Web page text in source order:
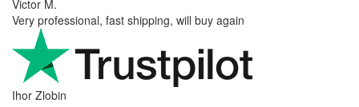
Vaarg
Very nice - well done, will shop again for sure sometime in the
future!